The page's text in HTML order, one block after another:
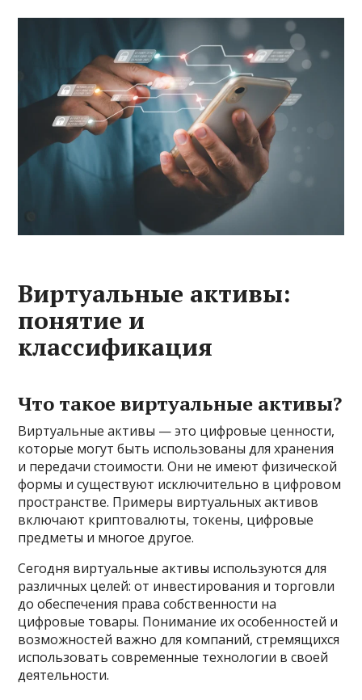
Виртуальные активы:
понятие и
классификация
Что такое виртуальные активы?
Виртуальные активы — это цифровые ценности,
которые могут быть использованы для хранения
и передачи стоимости. Они не имеют физической
формы и существуют исключительно в цифровом
пространстве. Примеры виртуальных активов
включают криптовалюты, токены, цифровые
предметы и многое другое.
Сегодня виртуальные активы используются для
различных целей: от инвестирования и торговли
до обеспечения права собственности на
цифровые товары. Понимание их особенностей и
возможностей важно для компаний, стремящихся
использовать современные технологии в своей
деятельности.